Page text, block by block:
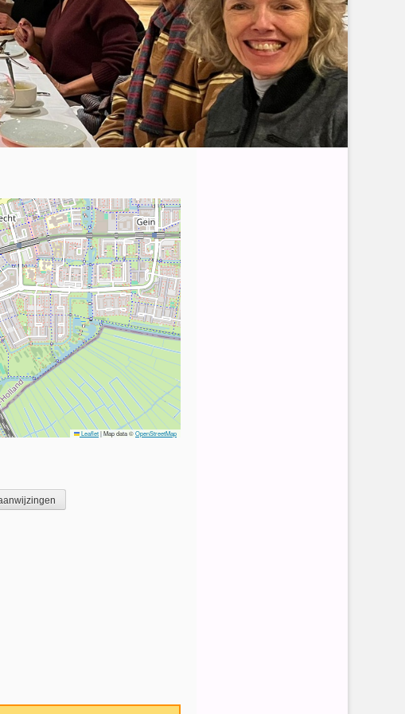
Leaflet|Map data ©OpenStreetMap